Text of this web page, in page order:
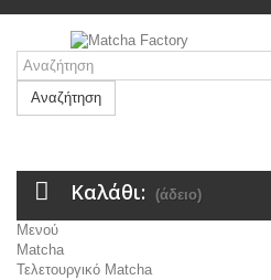
Αναζήτηση
Καλάθι: (άδειο)
Μενού
Matcha
Τελετουργικό Matcha